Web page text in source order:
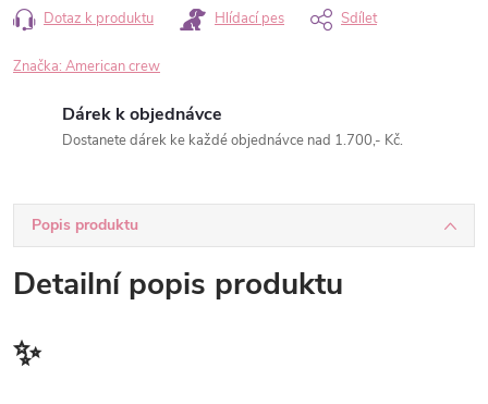
Dotaz k produktu Hlídací pes Sdílet
Značka: American crew
Dárek k objednávce
Dostanete dárek ke každé objednávce nad 1.700,- Kč.
Popis produktu
Detailní popis produktu
✨